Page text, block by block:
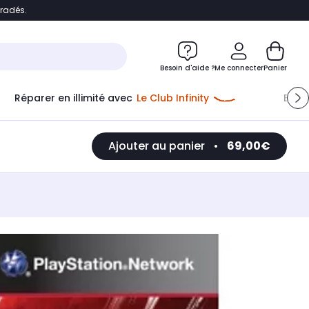
Accéder directement au chatbot
Besoin d'aide ?Me connecterPanier
Réparer en illimité avec Le Club Infinity
Ajouter au panier • 69,00€